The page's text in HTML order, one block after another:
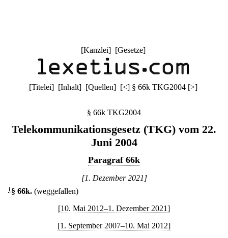
[Kanzlei] [Gesetze]
[Titelei] [Inhalt] [Quellen] [<] § 66k TKG2004 [>]
§ 66k TKG2004
Telekommunikationsgesetz (TKG) vom 22.
Juni 2004
Paragraf 66k
[1. Dezember 2021]
1 § 66k. (weggefallen)
[10. Mai 2012–1. Dezember 2021]
[1. September 2007–10. Mai 2012]